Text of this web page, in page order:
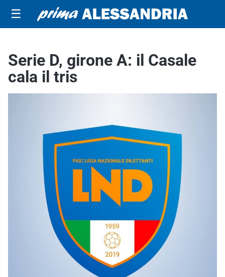
☰
Serie D, girone A: il Casale
cala il tris